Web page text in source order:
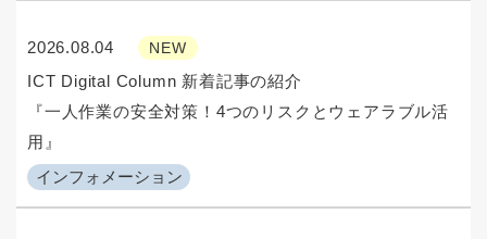
2026.08.04 NEW
インフォメーション
ICT Digital Column 新着記事の紹介
『一人作業の安全対策！4つのリスクとウェアラブル活
用』